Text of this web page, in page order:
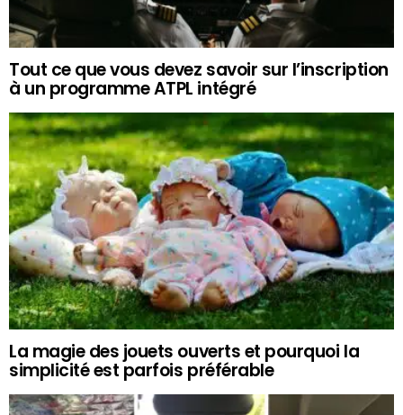
Tout ce que vous devez savoir sur l’inscription
à un programme ATPL intégré
La magie des jouets ouverts et pourquoi la
simplicité est parfois préférable